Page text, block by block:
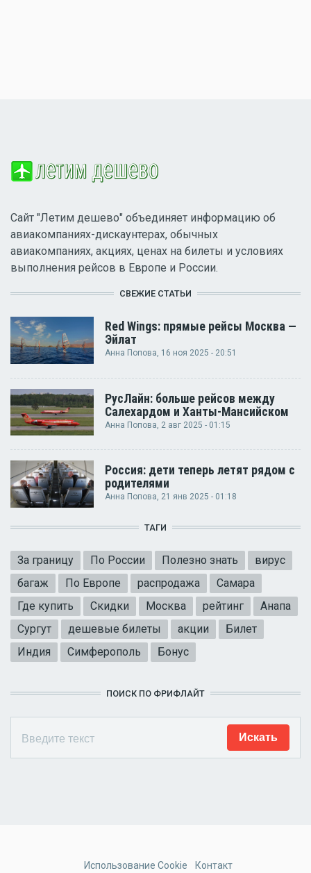
Сайт "Летим дешево" объединяет информацию об
авиакомпаниях-дискаунтерах, обычных
авиакомпаниях, акциях, ценах на билеты и условиях
выполнения рейсов в Европе и России.
СВЕЖИЕ СТАТЬИ
Red Wings: прямые рейсы Москва —
Эйлат
Анна Попова, 16 ноя 2025 - 20:51
РусЛайн: больше рейсов между
Салехардом и Ханты-Мансийском
Анна Попова , 2 авг 2025 - 01:15
Россия: дети теперь летят рядом с
родителями
Анна Попова, 21 янв 2025 - 01:18
ТАГИ
За границу По России Полезно знать
вирус
багаж
По Европе распродажа
Самара
Где купить
Скидки Москва рейтинг
Анапа
Сургут
дешевые билеты акции
Билет
Индия
Симферополь Бонус
ПОИСК ПО ФРИФЛАЙТ
Использование Cookie Контакт